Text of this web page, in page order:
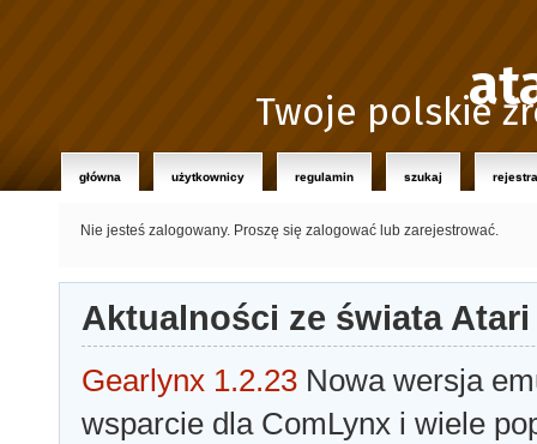
Twoje polskie
główna użytkownicy regulamin szukaj
Nie jesteś zalogowany. Proszę się zalogować lub zarejestrować.
Aktualności ze świata Atari
Gearlynx 1.2.23 Nowa wersja
wsparcie dla ComLynx i wiele